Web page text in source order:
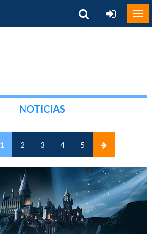
NOTICIAS
1 (current)
2 3 4 5